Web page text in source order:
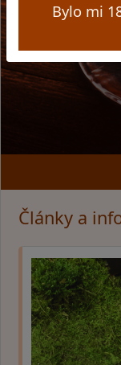
Bylo mi
Články a